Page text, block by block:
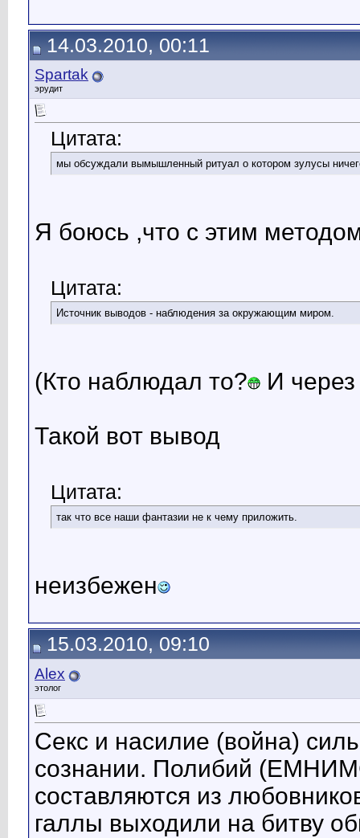
14.03.2010, 00:11
Spartak
эрудит
Цитата:
мы обсуждали вымышленный ритуал о котором зулусы
Я боюсь ,что с этим
Цитата:
Источник выводов - наблюдения за окружающим миром.
(Кто наблюдал то? И через
Такой вот вывод
Цитата:
так что все наши фантазии не к чему приложить.
неизбежен
15.03.2010, 09:10
Alex
этолог
Секс и насилие (война)
сознании. Полибий
составляются из
галлы выходили на битву